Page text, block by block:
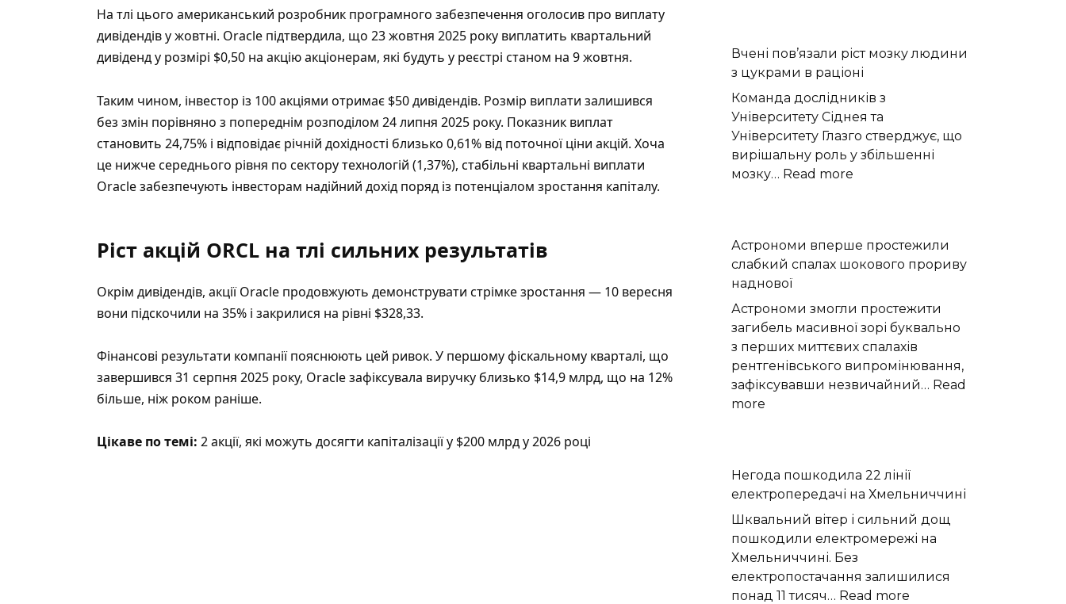
На тлі цього американський розробник програмного забезпечення оголосив про виплату
дивідендів у жовтні. Oracle підтвердила, що 23 жовтня 2025 року виплатить квартальний
дивіденд у розмірі $0,50 на акцію акціонерам, які будуть у реєстрі станом на 9 жовтня.
Таким чином, інвестор із 100 акціями отримає $50 дивідендів. Розмір виплати залишився
без змін порівняно з попереднім розподілом 24 липня 2025 року. Показник виплат
становить 24,75% і відповідає річній дохідності близько 0,61% від поточної ціни акцій. Хоча
це нижче середнього рівня по сектору технологій (1,37%), стабільні квартальні виплати
Oracle забезпечують інвесторам надійний дохід поряд із потенціалом зростання капіталу.
Ріст акцій ORCL на тлі сильних результатів
Окрім дивідендів, акції Oracle продовжують демонструвати стрімке зростання — 10 вересня
вони підскочили на 35% і закрилися на рівні $328,33.
Фінансові результати компанії пояснюють цей ривок. У першому фіскальному кварталі, що
завершився 31 серпня 2025 року, Oracle зафіксувала виручку близько $14,9 млрд, що на 12%
більше, ніж роком раніше.
Цікаве по темі: 2 акції, які можуть досягти капіталізації у $200 млрд у 2026 році
«право-
лівою»
формою
квітів
лілій-
метеликів
Вчені пов’язали ріст мозку людини
з цукрами в раціоні
Команда дослідників з
Університету Сіднея та
Університету Глазго стверджує, що
вирішальну роль у збільшенні
мозку… Read more
мозку
людини
цукрами
в
раціоні
Астрономи вперше простежили
слабкий спалах шокового прориву
наднової
Астрономи змогли простежити
загибель масивної зорі буквально
з перших миттєвих спалахів
рентгенівського випромінювання,
зафіксувавши незвичайний… Read
more
слабкий
спалах
шокового
прориву
наднової
Негода пошкодила 22 лінії
електропередачі на Хмельниччині
Шквальний вітер і сильний дощ
пошкодили електромережі на
Хмельниччині. Без
електропостачання залишилися
понад 11 тисяч… Read more